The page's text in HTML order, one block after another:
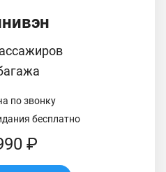
по звонку
бесплатно
₽